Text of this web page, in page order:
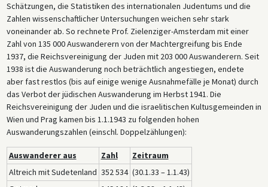
Schätzungen, die Statistiken des internationalen Judentums und die
Zahlen wissenschaftlicher Untersuchungen weichen sehr stark
voneinander ab. So rechnete Prof. Zielenziger-Amsterdam mit einer
Zahl von 135 000 Auswanderern von der Machtergreifung bis Ende
1937, die Reichsvereinigung der Juden mit 203 000 Auswanderern. Seit
1938 ist die Auswanderung noch beträchtlich angestiegen, endete
aber fast restlos (bis auf einige wenige Ausnahmefälle je Monat) durch
das Verbot der jüdischen Auswanderung im Herbst 1941. Die
Reichsvereinigung der Juden und die israelitischen Kultusgemeinden in
Wien und Prag kamen bis 1.1.1943 zu folgenden hohen
Auswanderungszahlen (einschl. Doppelzählungen):
Auswanderer aus Zahl
Zeitraum
Altreich mit Sudetenland 352 534 (30.1.33 – 1.1.43)